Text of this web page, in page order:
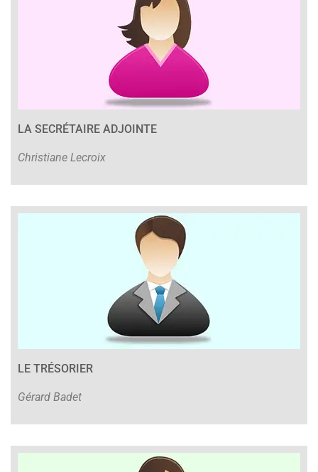
LA SECRÉTAIRE ADJOINTE
Christiane Lecroix
LE TRÉSORIER
Gérard Badet